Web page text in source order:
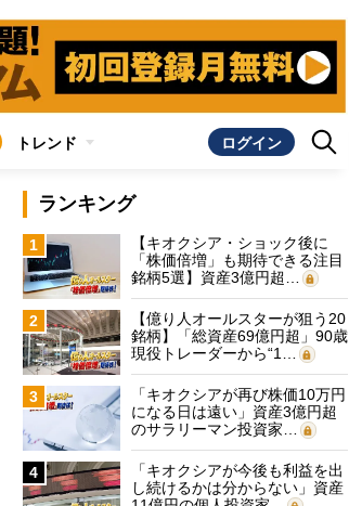
トレンド ログイン
ランキング
1
【キオクシア・ショック後に
「株価倍増」も期待できる注目
銘柄5選】資産3億円超…
2
【億り人オールスターが狙う20
銘柄】「総資産69億円超」90歳
現役トレーダーから“1…
3
「キオクシアが再び株価10万円
になる日は遠い」資産3億円超
のサラリーマン投資家…
4
「キオクシアが今後も利益を出
し続けるかは分からない」資産